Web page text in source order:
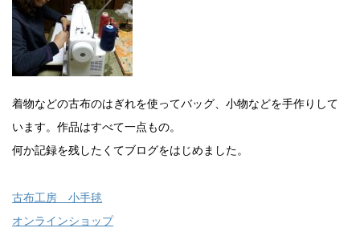
着物などの古布のはぎれを使ってバッグ、小物などを手作りして
います。作品はすべて一点もの。
何か記録を残したくてブログをはじめました。
古布工房 小手毬
オンラインショップ